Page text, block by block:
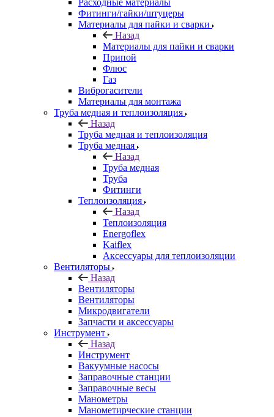
Расходные материалы
Фитинги/гайки/штуцеры
Материалы для пайки и сварки
Назад
Материалы для пайки и сварки
Припой
Флюс
Газ
Виброгасители
Материалы для монтажа
Труба медная и теплоизоляция
Назад
Труба медная и теплоизоляция
Труба медная
Назад
Труба медная
Труба
Фитинги
Теплоизоляция
Назад
Теплоизоляция
Energoflex
Kaiflex
Аксессуары для теплоизоляции
Вентиляторы
Назад
Вентиляторы
Вентиляторы
Микродвигатели
Запчасти и аксессуары
Инструмент
Назад
Инструмент
Вакуумные насосы
Заправочные станции
Заправочные весы
Манометры
Манометирческие станции